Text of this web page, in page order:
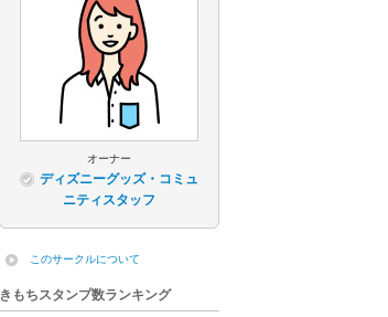
オーナー
ディズニーグッズ・コミュ
ニティスタッフ
このサークルについて
きもちスタンプ数ランキング